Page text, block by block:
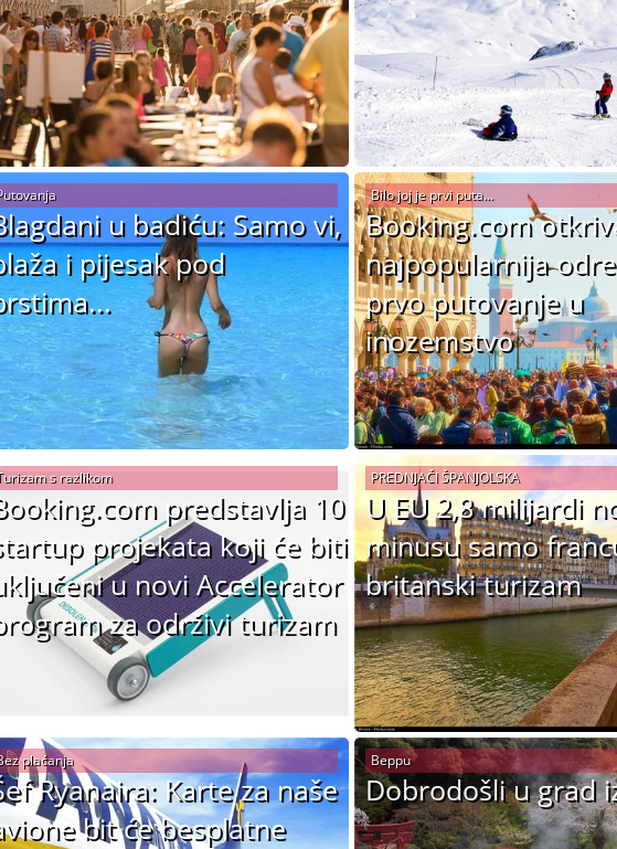
u badiću: Samo vi,
i pijesak pod
Booking.com
najpopularnija
prvo putovanje u
inozemstvo
Bilo joj je prvi puta...
predstavlja 10
projekata koji će biti
u novi Accelerator
za održivi turizam
s razlikom
U EU 2,8 milijardi
minusu samo
britanski turizam
PREDNJAČI ŠPANJOLSKA
Ryanaira: Karte za naše
bit će besplatne
plaćanja
Dobrodošli u grad
Beppu